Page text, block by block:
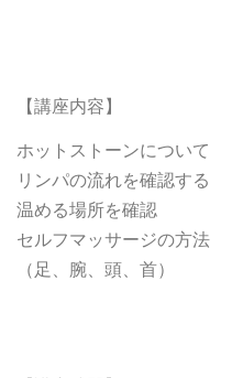
【講座内容】
ホットストーンについて
リンパの流れを確認する
温める場所を確認
セルフマッサージの方法
（足、腕、頭、首）